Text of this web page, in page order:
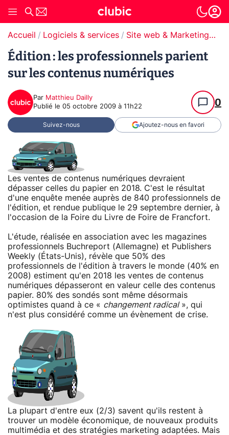
Accueil Logiciels & services Site web & Marketing Digital
Édition : les professionnels parient
sur les contenus numériques
Par Matthieu Dailly
Publié le 05 octobre 2009 à 11h22 0
Suivez-nous Ajoutez-nous en favori
Les ventes de contenus numériques devraient
dépasser celles du papier en 2018. C'est le résultat
d'une enquête menée auprès de 840 professionnels de
l'édition, et rendue publique le 29 septembre dernier, à
l'occasion de la Foire du Livre de Foire de Francfort.
L'étude, réalisée en association avec les magazines
professionnels Buchreport (Allemagne) et Publishers
Weekly (États-Unis), révèle que 50% des
professionnels de l'édition à travers le monde (40% en
2008) estiment qu'en 2018 les ventes de contenus
numériques dépasseront en valeur celle des contenus
papier. 80% des sondés sont même désormais
optimistes quand à ce « changement radical», qui
n'est plus considéré comme un évènement de crise.
La plupart d'entre eux (2/3) savent qu'ils restent à
trouver un modèle économique, de nouveaux produits
multimédia et des stratégies marketing adaptées. Mais